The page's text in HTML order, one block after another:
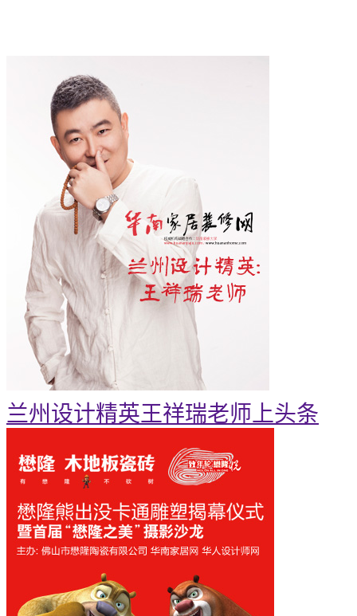
兰州设计精英王祥瑞老师上头条